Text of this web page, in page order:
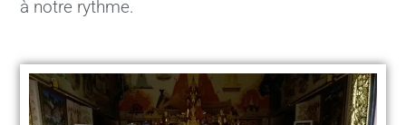
à notre rythme.